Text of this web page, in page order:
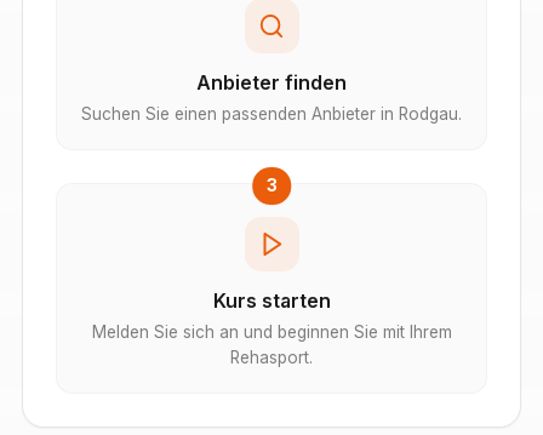
Anbieter finden
Suchen Sie einen passenden Anbieter in Rodgau.
3
Kurs starten
Melden Sie sich an und beginnen Sie mit Ihrem
Rehasport.